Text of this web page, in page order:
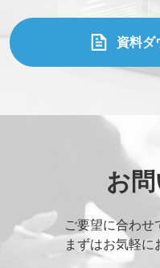
資料ダ
お
ご要望に合わせ
まずはお気軽に